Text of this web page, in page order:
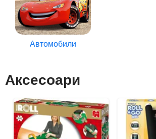
Автомобили
Аксесоари